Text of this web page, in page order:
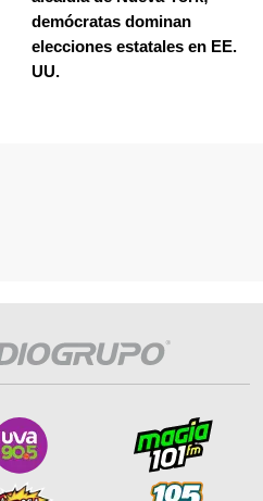
demócratas dominan
elecciones estatales en EE.
UU.